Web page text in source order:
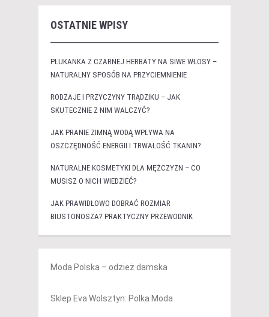
OSTATNIE WPISY
PŁUKANKA Z CZARNEJ HERBATY NA SIWE WŁOSY –
NATURALNY SPOSÓB NA PRZYCIEMNIENIE
RODZAJE I PRZYCZYNY TRĄDZIKU – JAK
SKUTECZNIE Z NIM WALCZYĆ?
JAK PRANIE ZIMNĄ WODĄ WPŁYWA NA
OSZCZĘDNOŚĆ ENERGII I TRWAŁOŚĆ TKANIN?
NATURALNE KOSMETYKI DLA MĘŻCZYZN – CO
MUSISZ O NICH WIEDZIEĆ?
JAK PRAWIDŁOWO DOBRAĆ ROZMIAR
BIUSTONOSZA? PRAKTYCZNY PRZEWODNIK
Moda Polska – odzież damska
Sklep Eva Wolsztyn: Polka Moda